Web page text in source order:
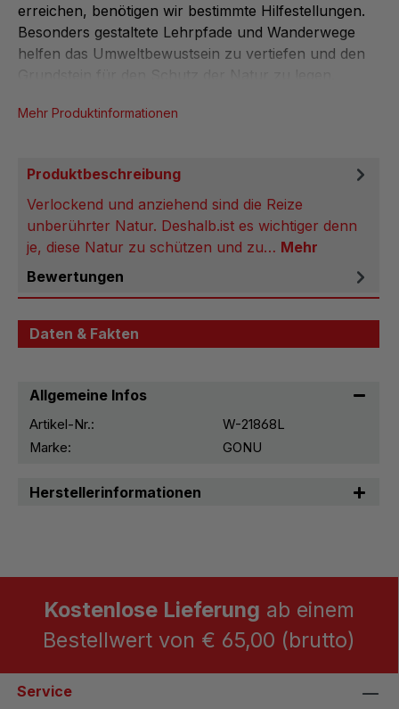
erreichen, benötigen wir bestimmte Hilfestellungen.
Besonders gestaltete Lehrpfade und Wanderwege
helfen das Umweltbewustsein zu vertiefen und den
Mehr Produktinformationen
Produktbeschreibung
Verlockend und anziehend sind die Reize
unberührter Natur. Deshalb.ist es wichtiger denn
je, diese Natur zu schützen und zu… Mehr
Bewertungen
Daten & Fakten
Allgemeine Infos
Artikel-Nr.:
W-21868L
Marke:
GONU
Herstellerinformationen
Kostenlose Lieferung ab einem
Bestellwert von € 65,00 (brutto)
Service